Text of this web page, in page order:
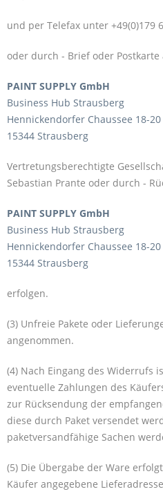
und per Telefax unter +49(0)179
oder durch - Brief oder Postkarte
PAINT SUPPLY GmbH
Business Hub Strausberg
Hennickendorfer Chaussee 18-20
15344 Strausberg
Vertretungsberechtigte
Sebastian Prante oder durch -
PAINT SUPPLY GmbH
Business Hub Strausberg
Hennickendorfer Chaussee 18-20
15344 Strausberg
erfolgen.
(3) Unfreie Pakete oder
angenommen.
(4) Nach Eingang des Widerrufs
eventuelle Zahlungen des
zur Rücksendung der
diese durch Paket versendet
paketversandfähige Sachen
(5) Die Übergabe der Ware
Käufer angegebene